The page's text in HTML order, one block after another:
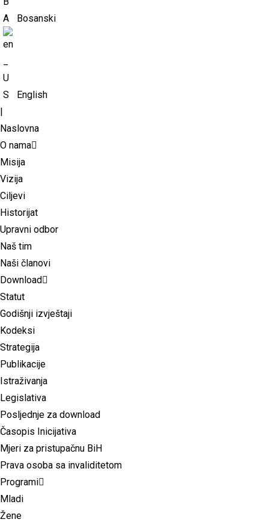
Bosanski
English
|
Naslovna
O nama
Misija
Vizija
Ciljevi
Historijat
Upravni odbor
Naš tim
Naši članovi
Download
Statut
Godišnji izvještaji
Kodeksi
Strategija
Publikacije
Istraživanja
Legislativa
Posljednje za download
Časopis Inicijativa
Mjeri za pristupačnu BiH
Prava osoba sa invaliditetom
Programi
Mladi
Žene